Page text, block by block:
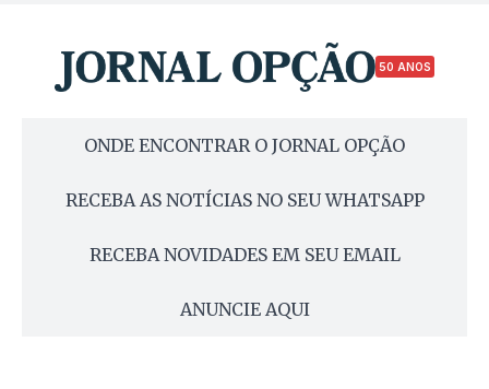
50 ANOS
ONDE ENCONTRAR O JORNAL OPÇÃO
RECEBA AS NOTÍCIAS NO SEU WHATSAPP
RECEBA NOVIDADES EM SEU EMAIL
ANUNCIE AQUI